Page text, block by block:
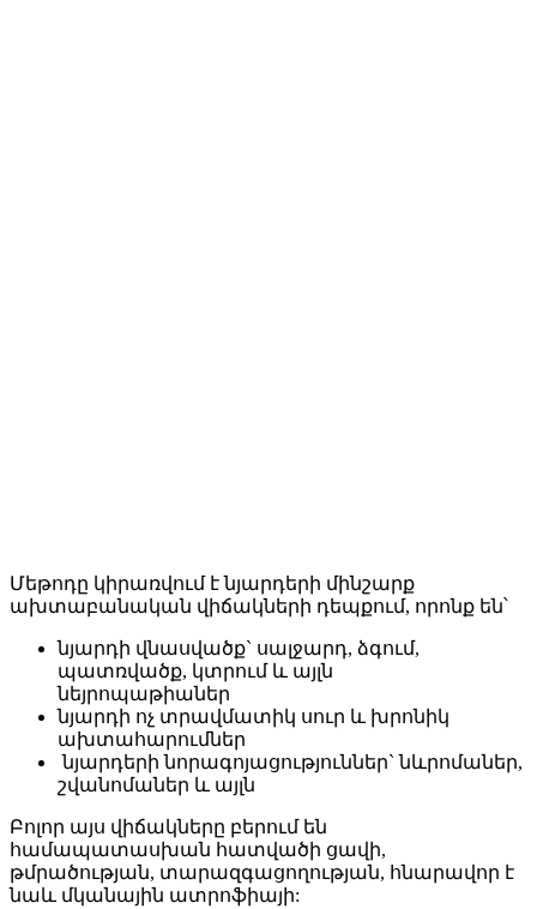
Մեթոդը կիրառվում է նյարդերի մինշարք
ախտաբանական վիճակների դեպքում, որոնք են՝
նյարդի վնասվածք` սալջարդ, ձգում,
պատռվածք, կտրում և այլն
նեյրոպաթիաներ
նյարդի ոչ տրավմատիկ սուր և խրոնիկ
ախտահարումներ
նյարդերի նորագոյացություններ` նևրոմաներ,
շվանոմաներ և այլն
Բոլոր այս վիճակները բերում են
համապատասխան հատվածի ցավի,
թմրածության, տարազգացողության, հնարավոր է
նաև մկանային ատրոֆիայի: